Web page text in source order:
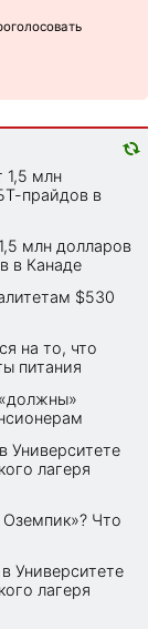
1,5 млн
прайдов в
млн долларов
в Канаде
$530
на то, что
питания
Университете
лагеря
Что
Университете
лагеря